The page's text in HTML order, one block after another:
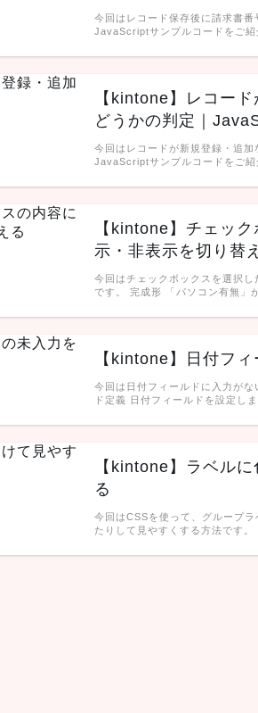
今回はレコード保存後に請求書番
JavaScriptサンプルコードをご
【kintone】レコー
どうかの判定｜
今回はレコードが新規登録・追加
JavaScriptサンプルコードをご
【kintone】チェッ
示・非表示を切り替
今回はチェックボックスを選択
です。 完成形 「パソコン有無」
【kintone】日付フ
今回は日付フィールドに入力が
ド定義 日付フィールドを設定し
【kintone】ラベル
る
今回はCSSを使って、グループ
たりして見やすくする方法です